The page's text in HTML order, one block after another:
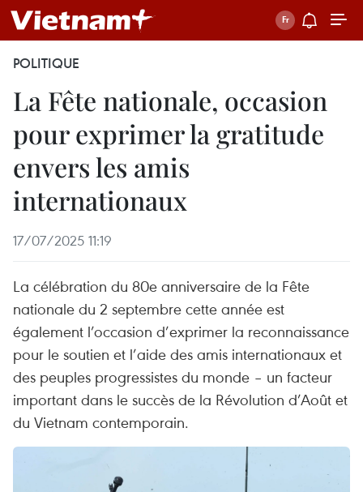
POLITIQUE
La Fête nationale, occasion
pour exprimer la gratitude
envers les amis
internationaux
17/07/2025 11:19
La célébration du 80e anniversaire de la Fête
nationale du 2 septembre cette année est
également l’occasion d’exprimer la reconnaissance
pour le soutien et l’aide des amis internationaux et
des peuples progressistes du monde – un facteur
important dans le succès de la Révolution d’Août et
du Vietnam contemporain.